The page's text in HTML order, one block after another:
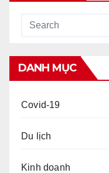
DANH MỤC
Covid-19
Du lịch
Kinh doanh